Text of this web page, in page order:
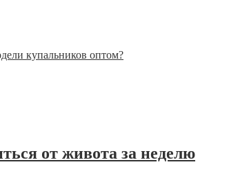
купальников оптом?
от живота за неделю